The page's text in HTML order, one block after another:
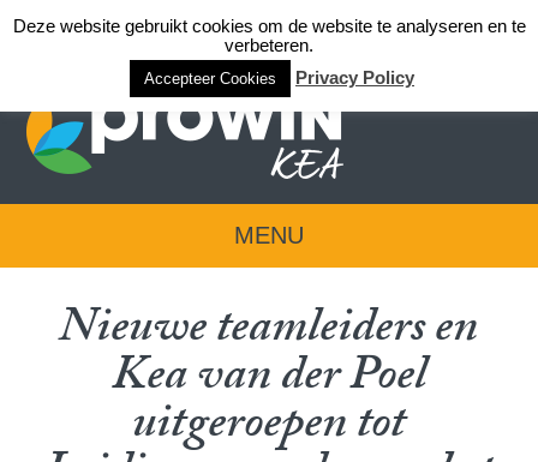
Login team KEA
MENU
Nieuwe teamleiders en
Kea van der Poel
uitgeroepen tot
Deze website gebruikt cookies om de website te analyseren en te
verbeteren.
Accepteer Cookies Privacy Policy